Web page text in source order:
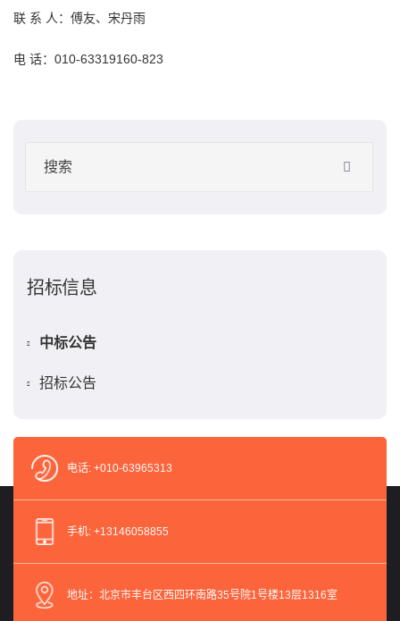
联 系 人：傅友、宋丹雨
电 话：010-63319160-823
招标信息
中标公告
招标公告
电话: +010-63965313
手机: +13146058855
地址：北京市丰台区西四环南路35号院1号楼13层1316室